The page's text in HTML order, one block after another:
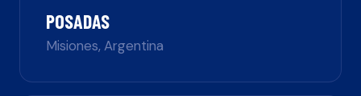
POSADAS
Misiones,Argentina